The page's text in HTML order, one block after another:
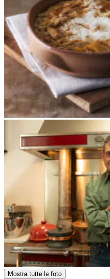
Mostra tutte le foto